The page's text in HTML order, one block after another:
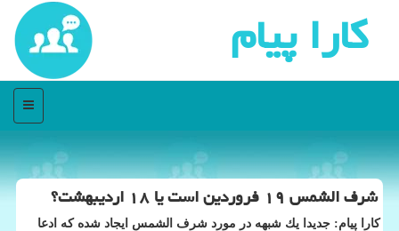
كارا پیام
منو
شرف الشمس ۱۹ فروردین است یا ۱۸ اردیبهشت؟
كارا پیام: جدیدا یك شبهه در مورد شرف الشمس ایجاد شده كه ادعا